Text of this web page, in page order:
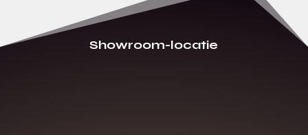
Showroom-locatie